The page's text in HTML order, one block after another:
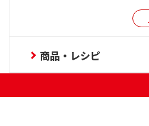
商品・レシピ